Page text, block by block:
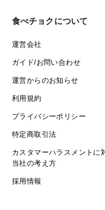
美味しさと健康をお
日々頑張っておりま
にんにくにとって「
〜大自然の恵みを受
全国７割のにんにく
世界遺産「白神山地
で、私たちはにんに
ミネラル豊富な雪解
食べチョクについて
運営会社
ガイド/お問い合わせ
運営からのお知らせ
利用規約
プライバシーポリシー
特定商取引法
カスタマーハラスメントに
当社の考え方
採用情報